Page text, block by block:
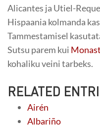
Alicantes ja Utiel-
Hispaania kolmanda
Tammestamisel
Sutsu parem kui
kohaliku veini tarbeks.
RELATED
Airén
Albariño